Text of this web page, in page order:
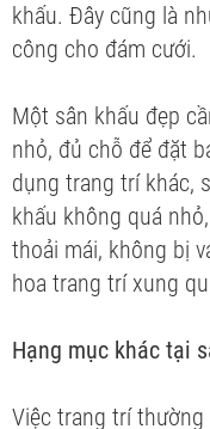
khấu. Đây cũng là
công cho đám cưới.
Một sân khấu đẹp
nhỏ, đủ chỗ để đặt
dụng trang trí khác,
khấu không quá
thoải mái, không bị
hoa trang trí xung
Hạng mục khác tại
Việc trang trí